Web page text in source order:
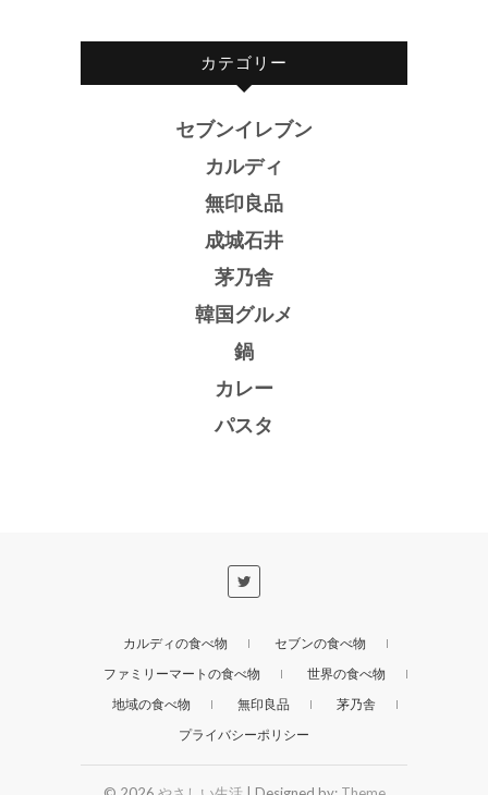
カテゴリー
セブンイレブン
カルディ
無印良品
成城石井
茅乃舎
韓国グルメ
鍋
カレー
パスタ
カルディの食べ物
セブンの食べ物
ファミリーマートの食べ物
世界の食べ物
地域の食べ物
無印良品
茅乃舎
プライバシーポリシー